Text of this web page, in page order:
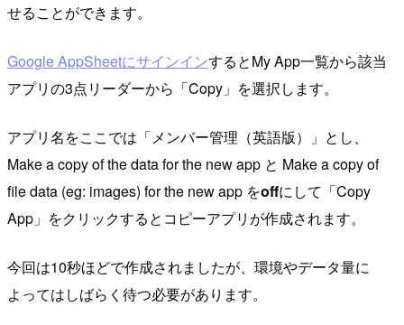
せることができます。
Google AppSheetにサインインするとMy App一覧から該当
アプリの3点リーダーから「Copy」を選択します。
アプリ名をここでは「メンバー管理（英語版）」とし、
Make a copy of the data for the new app と Make a copy of
file data (eg: images) for the new app をoffにして「Copy
App」をクリックするとコピーアプリが作成されます。
今回は10秒ほどで作成されましたが、環境やデータ量に
よってはしばらく待つ必要があります。